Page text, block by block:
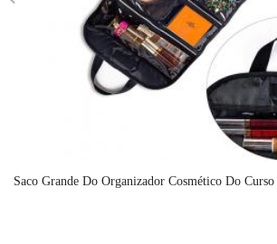
Saco Grande Do Organizador Cosmético Do